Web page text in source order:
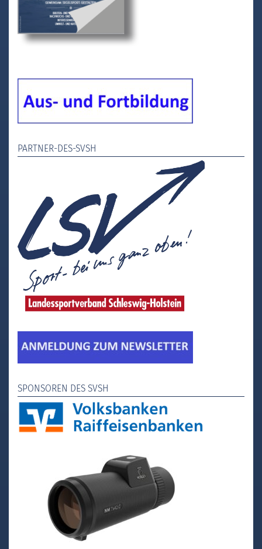
PARTNER-DES-SVSH
SPONSOREN DES SVSH